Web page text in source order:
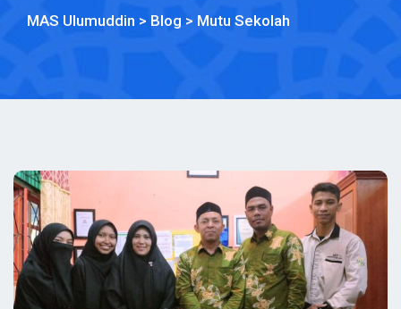
MAS Ulumuddin > Blog > Mutu Sekolah